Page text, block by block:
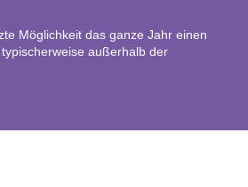
Möglichkeit das ganze Jahr einen
außerhalb der